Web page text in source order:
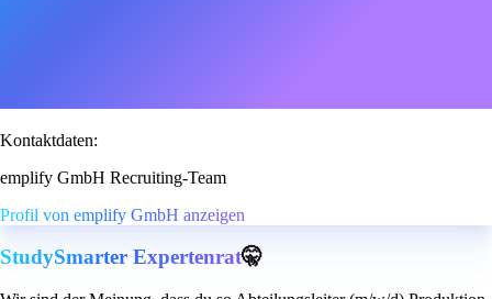
Kontaktdaten:
emplify GmbH Recruiting-Team
Profil von emplify GmbH anzeigen
StudySmarter Expertenrat🤫